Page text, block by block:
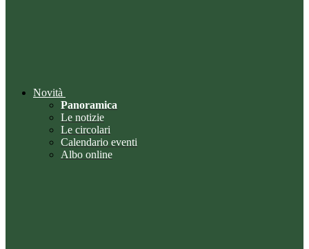
Novità
Panoramica
Le notizie
Le circolari
Calendario eventi
Albo online